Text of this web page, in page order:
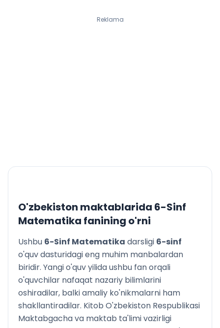
Reklama
O'zbekiston maktablarida 6-Sinf
Matematika fanining o'rni
Ushbu 6-Sinf Matematika darsligi 6-sinf
o'quv dasturidagi eng muhim manbalardan
biridir. Yangi o'quv yilida ushbu fan orqali
o'quvchilar nafaqat nazariy bilimlarini
oshiradilar, balki amaliy ko'nikmalarni ham
shakllantiradilar. Kitob O'zbekiston Respublikasi
Maktabgacha va maktab ta'limi vazirligi